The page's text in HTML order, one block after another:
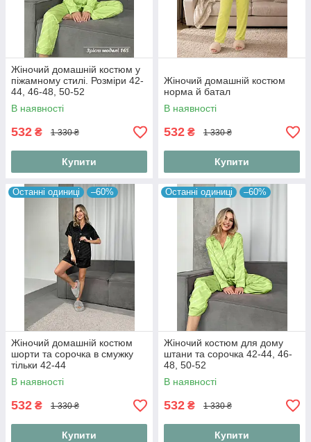
Жіночий домашній костюм у
піжамному стилі. Розміри 42-
44, 46-48, 50-52
В наявності
532 ₴ 1 330 ₴
Купити
Жіночий домашній костюм
норма й батал
В наявності
532 ₴ 1 330 ₴
Купити
Останні одиниці –60%
Жіночий домашній костюм
шорти та сорочка в смужку
тільки 42-44
В наявності
532 ₴ 1 330 ₴
Купити
Останні одиниці –60%
Жіночий костюм для дому
штани та сорочка 42-44, 46-
48, 50-52
В наявності
532 ₴ 1 330 ₴
Купити